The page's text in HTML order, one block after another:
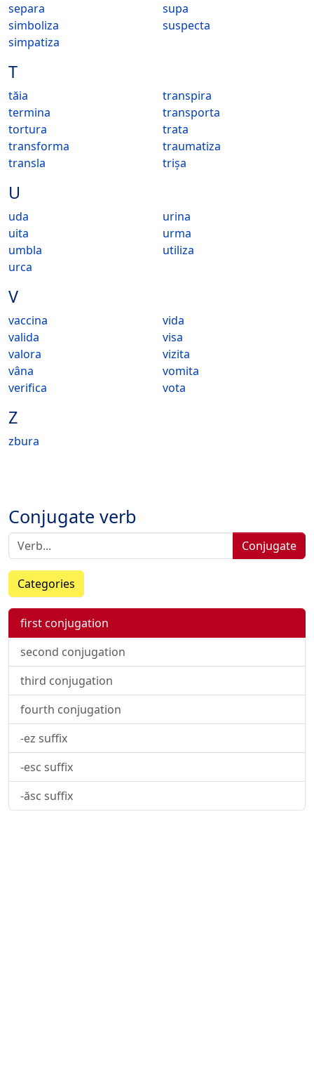
separa
simboliza
simpatiza
supa
suspecta
T
tăia
termina
tortura
transforma
transla
transpira
transporta
trata
traumatiza
trișa
U
uda
uita
umbla
urca
urina
urma
utiliza
V
vaccina
valida
valora
vâna
verifica
vida
visa
vizita
vomita
vota
Z
zbura
Conjugate verb
Conjugate
Categories
first conjugation
second conjugation
third conjugation
fourth conjugation
-ez suffix
-esc suffix
-ăsc suffix